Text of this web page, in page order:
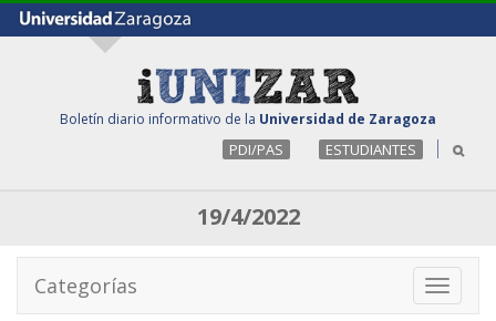
Boletín diario informativo de la Universidad de Zaragoza
PDI/PAS ESTUDIANTES
19/4/2022
Toggle
Categorías